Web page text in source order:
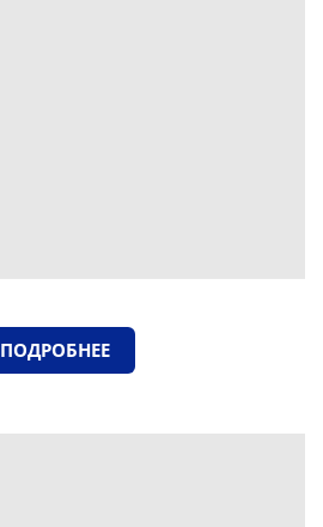
ПОДРОБНЕЕ